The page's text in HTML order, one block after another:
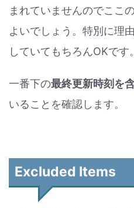
まれていませんのでここ
よいでしょう。特別に理
していてもちろんOKです。
一番下の最終更新時刻を
いることを確認します。
Excluded Items